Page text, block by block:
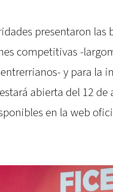
presentaron las
competitivas -
y para la
abierta del 12 de
en la web